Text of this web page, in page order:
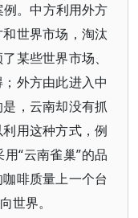
例。中方利用外方
世界市场，淘汰
某些世界市场、
外方由此进入中
，云南却没有抓
用这种方式，例
“云南雀巢”的品
啡质量上一个台
世界。